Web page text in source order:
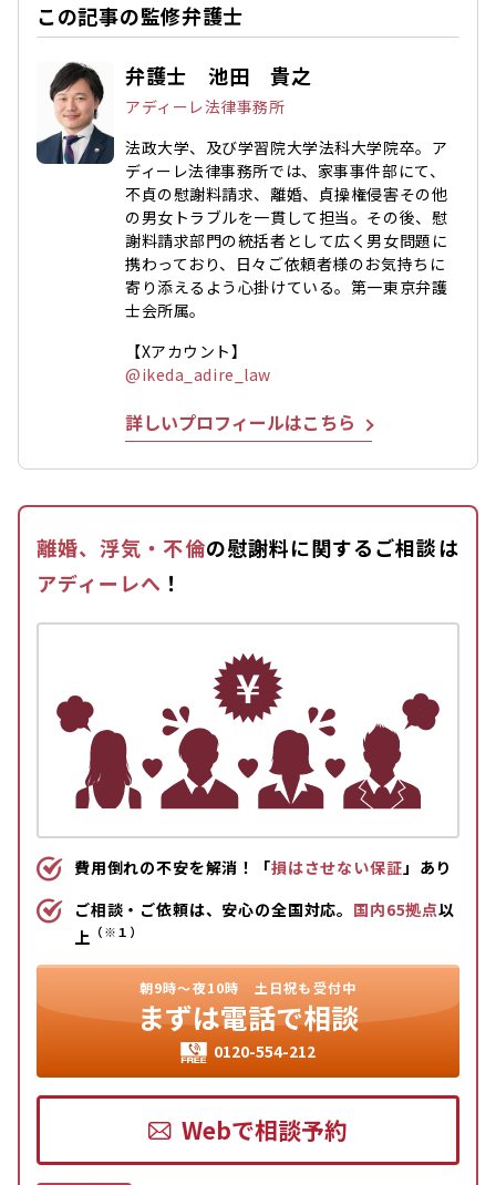
この記事の監修弁護士
弁護士 池田 貴之
アディーレ法律事務所
法政大学、及び学習院大学法科大学院卒。ア
ディーレ法律事務所では、家事事件部にて、
不貞の慰謝料請求、離婚、貞操権侵害その他
の男女トラブルを一貫して担当。その後、慰
謝料請求部門の統括者として広く男女問題に
携わっており、日々ご依頼者様のお気持ちに
寄り添えるよう心掛けている。第一東京弁護
士会所属。
【Xアカウント】
@ikeda_adire_law
詳しいプロフィールはこちら
離婚、浮気・不倫の慰謝料に関するご相談は
アディーレへ ！
費用倒れの不安を解消！「損はさせない保証 」あり
ご相談・ご依頼は、安心の全国対応。 国内65拠点以
上 （※１）
朝9時〜夜10時 土日祝も受付中
まずは電話で相談
0120-554-212
Webで相談予約